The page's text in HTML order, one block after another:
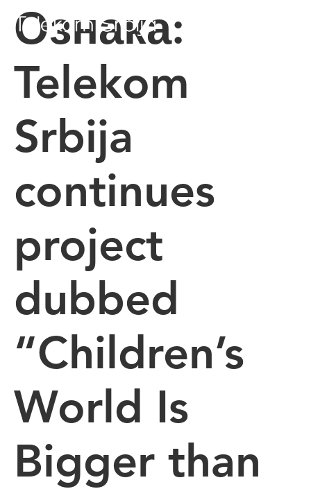
Ознака:
Telekom
Srbija
continues
project
dubbed
“Children’s
World Is
Bigger than